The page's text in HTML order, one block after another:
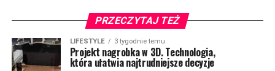
PRZECZYTAJ TEŻ
LIFESTYLE 3 tygodnie temu
Projekt nagrobka w 3D. Technologia,
która ułatwia najtrudniejsze decyzje